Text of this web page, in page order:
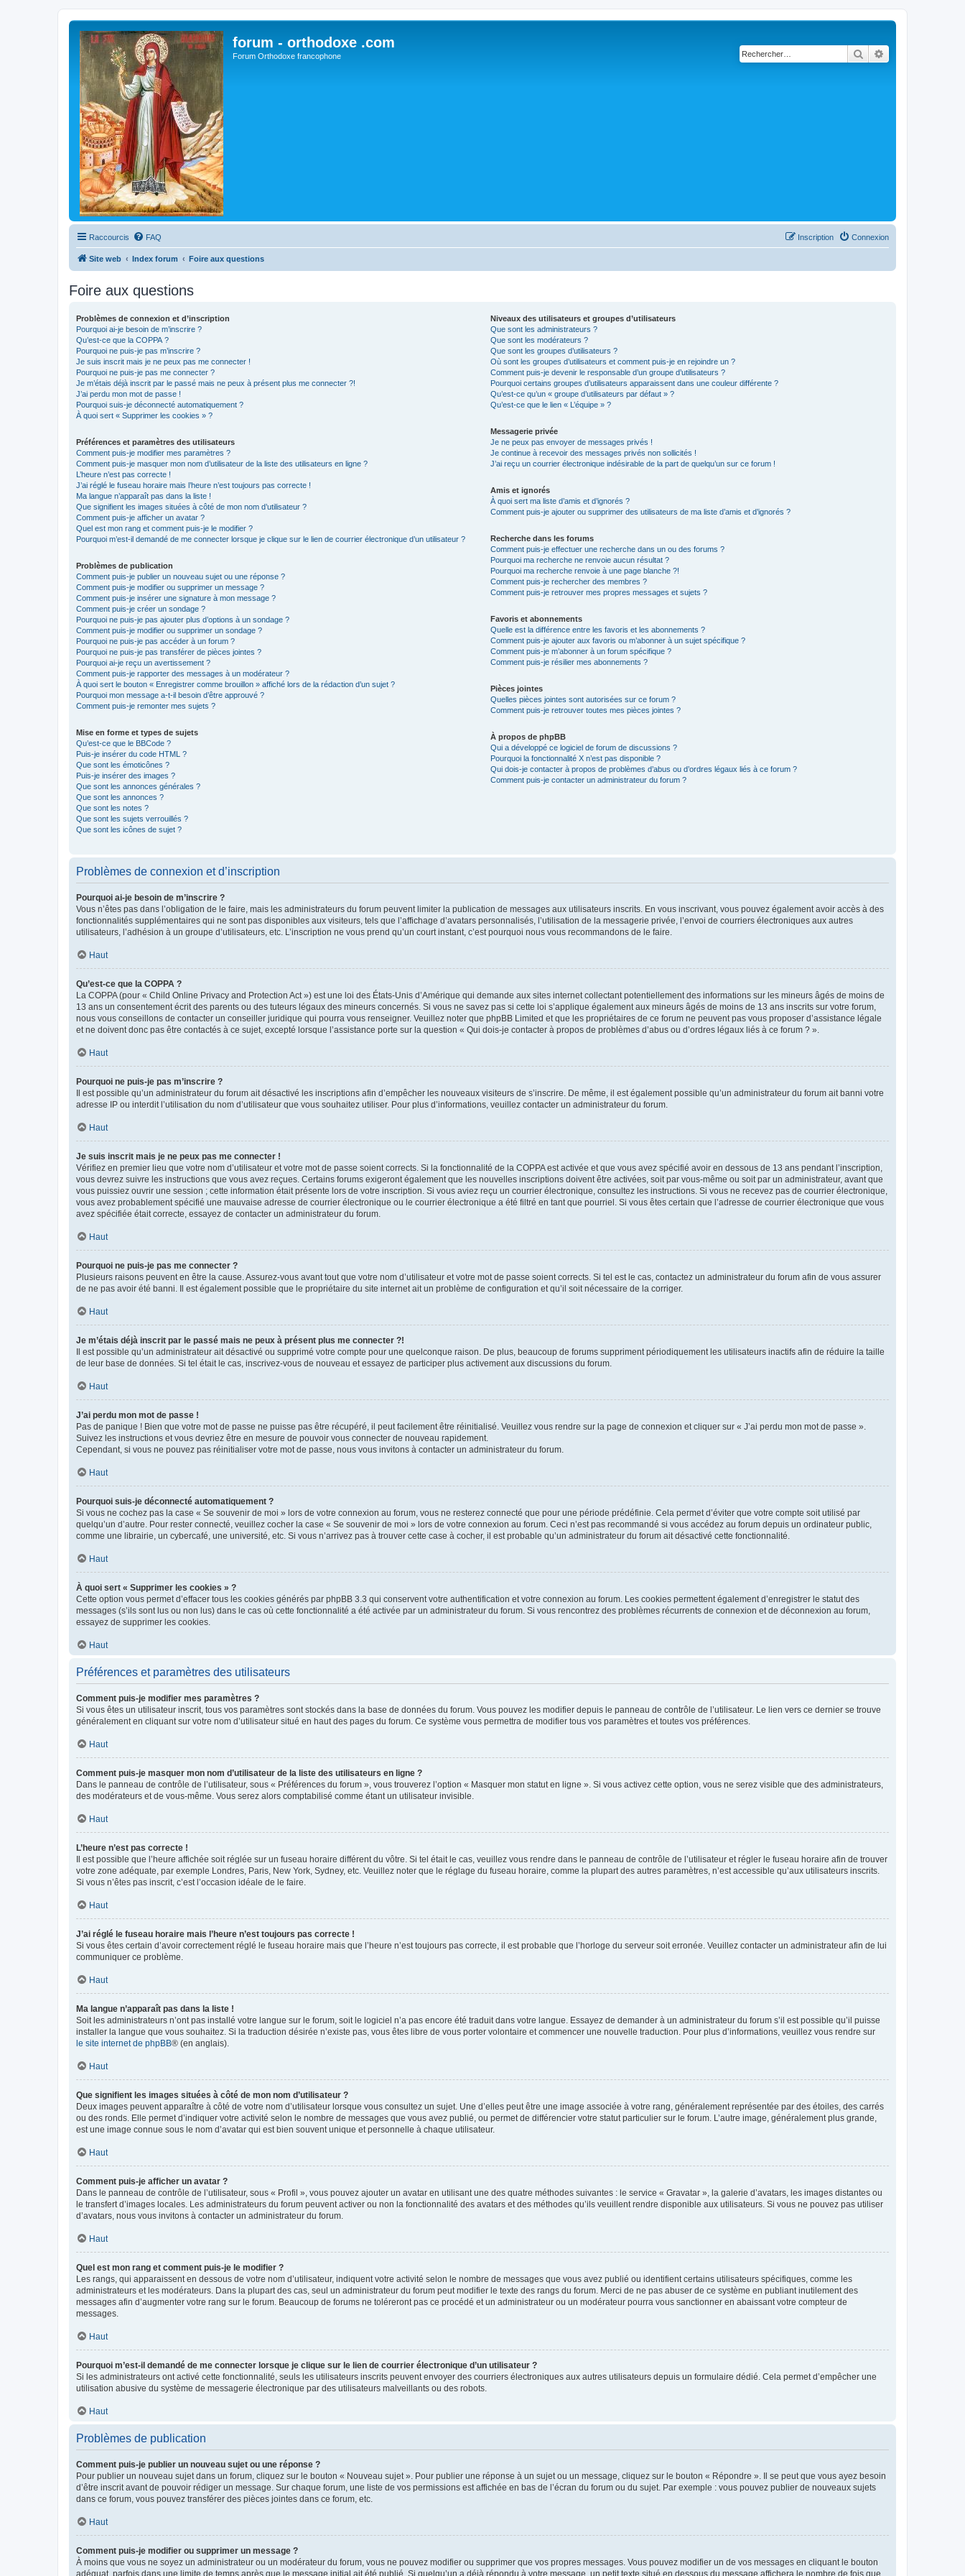
forum - orthodoxe .com
Forum Orthodoxe francophone Rechercher
Raccourcis FAQ Connexion
Inscription
Site web Index forum Foire aux questions
Foire aux questions
Problèmes de connexion et d’inscription
Pourquoi ai-je besoin de m’inscrire ?
Qu’est-ce que la COPPA ?
Pourquoi ne puis-je pas m’inscrire ?
Je suis inscrit mais je ne peux pas me connecter !
Pourquoi ne puis-je pas me connecter ?
Je m’étais déjà inscrit par le passé mais ne peux à présent plus me connecter ?!
J’ai perdu mon mot de passe !
Pourquoi suis-je déconnecté automatiquement ?
À quoi sert « Supprimer les cookies » ?
Préférences et paramètres des utilisateurs
Comment puis-je modifier mes paramètres ?
Comment puis-je masquer mon nom d’utilisateur de la liste des utilisateurs en ligne ?
L’heure n’est pas correcte !
J’ai réglé le fuseau horaire mais l’heure n’est toujours pas correcte !
Ma langue n’apparaît pas dans la liste !
Que signifient les images situées à côté de mon nom d’utilisateur ?
Comment puis-je afficher un avatar ?
Quel est mon rang et comment puis-je le modifier ?
Pourquoi m’est-il demandé de me connecter lorsque je clique sur le lien de courrier électronique d’un utilisateur ?
Problèmes de publication
Comment puis-je publier un nouveau sujet ou une réponse ?
Comment puis-je modifier ou supprimer un message ?
Comment puis-je insérer une signature à mon message ?
Comment puis-je créer un sondage ?
Pourquoi ne puis-je pas ajouter plus d’options à un sondage ?
Comment puis-je modifier ou supprimer un sondage ?
Pourquoi ne puis-je pas accéder à un forum ?
Pourquoi ne puis-je pas transférer de pièces jointes ?
Pourquoi ai-je reçu un avertissement ?
Comment puis-je rapporter des messages à un modérateur ?
À quoi sert le bouton « Enregistrer comme brouillon » affiché lors de la rédaction d’un sujet ?
Pourquoi mon message a-t-il besoin d’être approuvé ?
Comment puis-je remonter mes sujets ?
Mise en forme et types de sujets
Qu’est-ce que le BBCode ?
Puis-je insérer du code HTML ?
Que sont les émoticônes ?
Puis-je insérer des images ?
Que sont les annonces générales ?
Que sont les annonces ?
Que sont les notes ?
Que sont les sujets verrouillés ?
Que sont les icônes de sujet ?
Niveaux des utilisateurs et groupes d’utilisateurs
Que sont les administrateurs ?
Que sont les modérateurs ?
Que sont les groupes d’utilisateurs ?
Où sont les groupes d’utilisateurs et comment puis-je en rejoindre un ?
Comment puis-je devenir le responsable d’un groupe d’utilisateurs ?
Pourquoi certains groupes d’utilisateurs apparaissent dans une couleur différente ?
Qu’est-ce qu’un « groupe d’utilisateurs par défaut » ?
Qu’est-ce que le lien « L’équipe » ?
Messagerie privée
Je ne peux pas envoyer de messages privés !
Je continue à recevoir des messages privés non sollicités !
J’ai reçu un courrier électronique indésirable de la part de quelqu’un sur ce forum !
Amis et ignorés
À quoi sert ma liste d’amis et d’ignorés ?
Comment puis-je ajouter ou supprimer des utilisateurs de ma liste d’amis et d’ignorés ?
Recherche dans les forums
Comment puis-je effectuer une recherche dans un ou des forums ?
Pourquoi ma recherche ne renvoie aucun résultat ?
Pourquoi ma recherche renvoie à une page blanche ?!
Comment puis-je rechercher des membres ?
Comment puis-je retrouver mes propres messages et sujets ?
Favoris et abonnements
Quelle est la différence entre les favoris et les abonnements ?
Comment puis-je ajouter aux favoris ou m’abonner à un sujet spécifique ?
Comment puis-je m’abonner à un forum spécifique ?
Comment puis-je résilier mes abonnements ?
Pièces jointes
Quelles pièces jointes sont autorisées sur ce forum ?
Comment puis-je retrouver toutes mes pièces jointes ?
À propos de phpBB
Qui a développé ce logiciel de forum de discussions ?
Pourquoi la fonctionnalité X n’est pas disponible ?
Qui dois-je contacter à propos de problèmes d’abus ou d’ordres légaux liés à ce forum ?
Comment puis-je contacter un administrateur du forum ?
Problèmes de connexion et d’inscription
Pourquoi ai-je besoin de m’inscrire ?
Vous n’êtes pas dans l’obligation de le faire, mais les administrateurs du forum peuvent limiter la publication de messages aux utilisateurs inscrits. En vous inscrivant, vous pouvez également avoir accès à des
fonctionnalités supplémentaires qui ne sont pas disponibles aux visiteurs, tels que l’affichage d’avatars personnalisés, l’utilisation de la messagerie privée, l’envoi de courriers électroniques aux autres
utilisateurs, l’adhésion à un groupe d’utilisateurs, etc. L’inscription ne vous prend qu’un court instant, c’est pourquoi nous vous recommandons de le faire.
Haut
Qu’est-ce que la COPPA ?
La COPPA (pour « Child Online Privacy and Protection Act ») est une loi des États-Unis d’Amérique qui demande aux sites internet collectant potentiellement des informations sur les mineurs âgés de moins de
13 ans un consentement écrit des parents ou des tuteurs légaux des mineurs concernés. Si vous ne savez pas si cette loi s’applique également aux mineurs âgés de moins de 13 ans inscrits sur votre forum,
nous vous conseillons de contacter un conseiller juridique qui pourra vous renseigner. Veuillez noter que phpBB Limited et que les propriétaires de ce forum ne peuvent pas vous proposer d’assistance légale
et ne doivent donc pas être contactés à ce sujet, excepté lorsque l’assistance porte sur la question « Qui dois-je contacter à propos de problèmes d’abus ou d’ordres légaux liés à ce forum ? ».
Haut
Pourquoi ne puis-je pas m’inscrire ?
Il est possible qu’un administrateur du forum ait désactivé les inscriptions afin d’empêcher les nouveaux visiteurs de s’inscrire. De même, il est également possible qu’un administrateur du forum ait banni votre
adresse IP ou interdit l’utilisation du nom d’utilisateur que vous souhaitez utiliser. Pour plus d’informations, veuillez contacter un administrateur du forum.
Haut
Je suis inscrit mais je ne peux pas me connecter !
Vérifiez en premier lieu que votre nom d’utilisateur et votre mot de passe soient corrects. Si la fonctionnalité de la COPPA est activée et que vous avez spécifié avoir en dessous de 13 ans pendant l’inscription,
vous devrez suivre les instructions que vous avez reçues. Certains forums exigeront également que les nouvelles inscriptions doivent être activées, soit par vous-même ou soit par un administrateur, avant que
vous puissiez ouvrir une session ; cette information était présente lors de votre inscription. Si vous aviez reçu un courrier électronique, consultez les instructions. Si vous ne recevez pas de courrier électronique,
vous avez probablement spécifié une mauvaise adresse de courrier électronique ou le courrier électronique a été filtré en tant que pourriel. Si vous êtes certain que l’adresse de courrier électronique que vous
avez spécifiée était correcte, essayez de contacter un administrateur du forum.
Haut
Pourquoi ne puis-je pas me connecter ?
Plusieurs raisons peuvent en être la cause. Assurez-vous avant tout que votre nom d’utilisateur et votre mot de passe soient corrects. Si tel est le cas, contactez un administrateur du forum afin de vous assurer
de ne pas avoir été banni. Il est également possible que le propriétaire du site internet ait un problème de configuration et qu’il soit nécessaire de la corriger.
Haut
Je m’étais déjà inscrit par le passé mais ne peux à présent plus me connecter ?!
Il est possible qu’un administrateur ait désactivé ou supprimé votre compte pour une quelconque raison. De plus, beaucoup de forums suppriment périodiquement les utilisateurs inactifs afin de réduire la taille
de leur base de données. Si tel était le cas, inscrivez-vous de nouveau et essayez de participer plus activement aux discussions du forum.
Haut
J’ai perdu mon mot de passe !
Pas de panique ! Bien que votre mot de passe ne puisse pas être récupéré, il peut facilement être réinitialisé. Veuillez vous rendre sur la page de connexion et cliquer sur « J’ai perdu mon mot de passe ».
Suivez les instructions et vous devriez être en mesure de pouvoir vous connecter de nouveau rapidement.
Cependant, si vous ne pouvez pas réinitialiser votre mot de passe, nous vous invitons à contacter un administrateur du forum.
Haut
Pourquoi suis-je déconnecté automatiquement ?
Si vous ne cochez pas la case « Se souvenir de moi » lors de votre connexion au forum, vous ne resterez connecté que pour une période prédéfinie. Cela permet d’éviter que votre compte soit utilisé par
quelqu’un d’autre. Pour rester connecté, veuillez cocher la case « Se souvenir de moi » lors de votre connexion au forum. Ceci n’est pas recommandé si vous accédez au forum depuis un ordinateur public,
comme une librairie, un cybercafé, une université, etc. Si vous n’arrivez pas à trouver cette case à cocher, il est probable qu’un administrateur du forum ait désactivé cette fonctionnalité.
Haut
À quoi sert « Supprimer les cookies » ?
Cette option vous permet d’effacer tous les cookies générés par phpBB 3.3 qui conservent votre authentification et votre connexion au forum. Les cookies permettent également d’enregistrer le statut des
messages (s’ils sont lus ou non lus) dans le cas où cette fonctionnalité a été activée par un administrateur du forum. Si vous rencontrez des problèmes récurrents de connexion et de déconnexion au forum,
essayez de supprimer les cookies.
Haut
Préférences et paramètres des utilisateurs
Comment puis-je modifier mes paramètres ?
Si vous êtes un utilisateur inscrit, tous vos paramètres sont stockés dans la base de données du forum. Vous pouvez les modifier depuis le panneau de contrôle de l’utilisateur. Le lien vers ce dernier se trouve
généralement en cliquant sur votre nom d’utilisateur situé en haut des pages du forum. Ce système vous permettra de modifier tous vos paramètres et toutes vos préférences.
Haut
Comment puis-je masquer mon nom d’utilisateur de la liste des utilisateurs en ligne ?
Dans le panneau de contrôle de l’utilisateur, sous « Préférences du forum », vous trouverez l’option « Masquer mon statut en ligne ». Si vous activez cette option, vous ne serez visible que des administrateurs,
des modérateurs et de vous-même. Vous serez alors comptabilisé comme étant un utilisateur invisible.
Haut
L’heure n’est pas correcte !
Il est possible que l’heure affichée soit réglée sur un fuseau horaire différent du vôtre. Si tel était le cas, veuillez vous rendre dans le panneau de contrôle de l’utilisateur et régler le fuseau horaire afin de trouver
votre zone adéquate, par exemple Londres, Paris, New York, Sydney, etc. Veuillez noter que le réglage du fuseau horaire, comme la plupart des autres paramètres, n’est accessible qu’aux utilisateurs inscrits.
Si vous n’êtes pas inscrit, c’est l’occasion idéale de le faire.
Haut
J’ai réglé le fuseau horaire mais l’heure n’est toujours pas correcte !
Si vous êtes certain d’avoir correctement réglé le fuseau horaire mais que l’heure n’est toujours pas correcte, il est probable que l’horloge du serveur soit erronée. Veuillez contacter un administrateur afin de lui
communiquer ce problème.
Haut
Ma langue n’apparaît pas dans la liste !
Soit les administrateurs n’ont pas installé votre langue sur le forum, soit le logiciel n’a pas encore été traduit dans votre langue. Essayez de demander à un administrateur du forum s’il est possible qu’il puisse
installer la langue que vous souhaitez. Si la traduction désirée n’existe pas, vous êtes libre de vous porter volontaire et commencer une nouvelle traduction. Pour plus d’informations, veuillez vous rendre sur
le site internet de phpBB® (en anglais).
Haut
Que signifient les images situées à côté de mon nom d’utilisateur ?
Deux images peuvent apparaître à côté de votre nom d’utilisateur lorsque vous consultez un sujet. Une d’elles peut être une image associée à votre rang, généralement représentée par des étoiles, des carrés
ou des ronds. Elle permet d’indiquer votre activité selon le nombre de messages que vous avez publié, ou permet de différencier votre statut particulier sur le forum. L’autre image, généralement plus grande,
est une image connue sous le nom d’avatar qui est bien souvent unique et personnelle à chaque utilisateur.
Haut
Comment puis-je afficher un avatar ?
Dans le panneau de contrôle de l’utilisateur, sous « Profil », vous pouvez ajouter un avatar en utilisant une des quatre méthodes suivantes : le service « Gravatar », la galerie d’avatars, les images distantes ou
le transfert d’images locales. Les administrateurs du forum peuvent activer ou non la fonctionnalité des avatars et des méthodes qu’ils veuillent rendre disponible aux utilisateurs. Si vous ne pouvez pas utiliser
d’avatars, nous vous invitons à contacter un administrateur du forum.
Haut
Quel est mon rang et comment puis-je le modifier ?
Les rangs, qui apparaissent en dessous de votre nom d’utilisateur, indiquent votre activité selon le nombre de messages que vous avez publié ou identifient certains utilisateurs spécifiques, comme les
administrateurs et les modérateurs. Dans la plupart des cas, seul un administrateur du forum peut modifier le texte des rangs du forum. Merci de ne pas abuser de ce système en publiant inutilement des
messages afin d’augmenter votre rang sur le forum. Beaucoup de forums ne toléreront pas ce procédé et un administrateur ou un modérateur pourra vous sanctionner en abaissant votre compteur de
messages.
Haut
Pourquoi m’est-il demandé de me connecter lorsque je clique sur le lien de courrier électronique d’un utilisateur ?
Si les administrateurs ont activé cette fonctionnalité, seuls les utilisateurs inscrits peuvent envoyer des courriers électroniques aux autres utilisateurs depuis un formulaire dédié. Cela permet d’empêcher une
utilisation abusive du système de messagerie électronique par des utilisateurs malveillants ou des robots.
Haut
Problèmes de publication
Comment puis-je publier un nouveau sujet ou une réponse ?
Pour publier un nouveau sujet dans un forum, cliquez sur le bouton « Nouveau sujet ». Pour publier une réponse à un sujet ou un message, cliquez sur le bouton « Répondre ». Il se peut que vous ayez besoin
d’être inscrit avant de pouvoir rédiger un message. Sur chaque forum, une liste de vos permissions est affichée en bas de l’écran du forum ou du sujet. Par exemple : vous pouvez publier de nouveaux sujets
dans ce forum, vous pouvez transférer des pièces jointes dans ce forum, etc.
Haut
Comment puis-je modifier ou supprimer un message ?
À moins que vous ne soyez un administrateur ou un modérateur du forum, vous ne pouvez modifier ou supprimer que vos propres messages. Vous pouvez modifier un de vos messages en cliquant le bouton
adéquat, parfois dans une limite de temps après que le message initial ait été publié. Si quelqu’un a déjà répondu à votre message, un petit texte situé en dessous du message affichera le nombre de fois que